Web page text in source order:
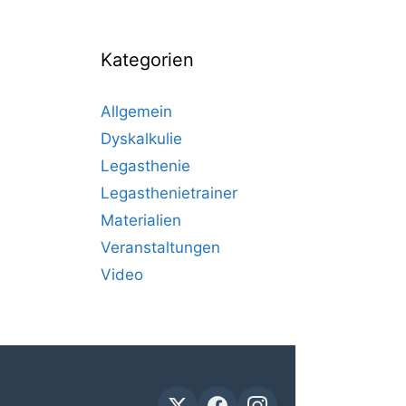
Kategorien
Allgemein
Dyskalkulie
Legasthenie
Legasthenietrainer
Materialien
Veranstaltungen
Video